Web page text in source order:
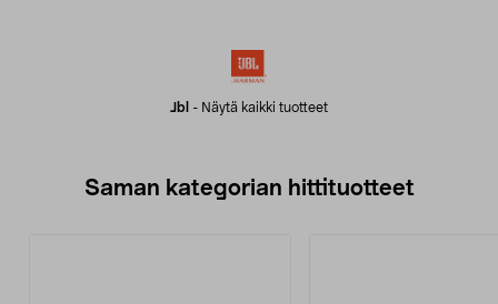
Jbl - Näytä kaikki tuotteet
Saman kategorian hittituotteet